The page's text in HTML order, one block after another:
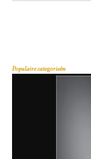
Populaire categorieën